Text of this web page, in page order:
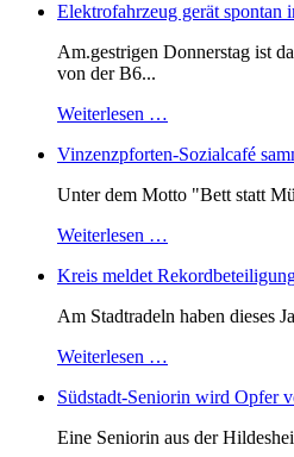
Elektrofahrzeug gerät spontan
Am.gestrigen Donnerstag ist
von der B6...
Weiterlesen …
Vinzenzpforten-Sozialcafé
Unter dem Motto "Bett statt
Weiterlesen …
Kreis meldet
Am Stadtradeln haben dieses
Weiterlesen …
Südstadt-Seniorin wird Opfer
Eine Seniorin aus der